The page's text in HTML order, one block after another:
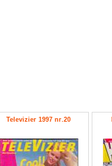
Televizier 1997 nr.20